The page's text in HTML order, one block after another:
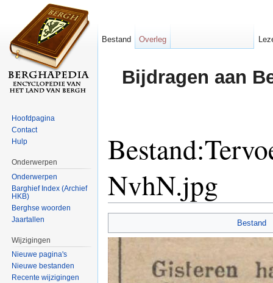
Bijdragen aan
NvhN.jpg
Bestand
Bestand Overleg
Hoofdpagina
Contact
Hulp
Onderwerpen
Onderwerpen
Barghief Index (Archief
HKB)
Berghse woorden
Jaartallen
Wijzigingen
Nieuwe pagina's
Nieuwe bestanden
Recente wijzigingen